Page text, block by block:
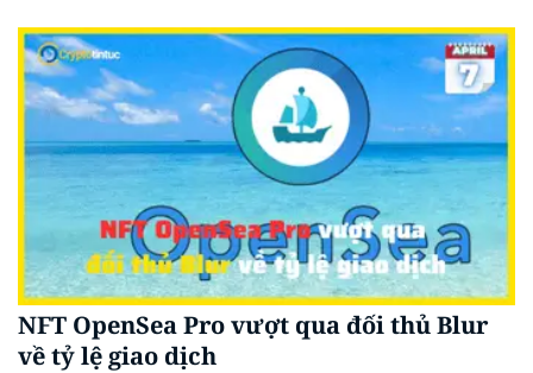
NFT OpenSea Pro vượt qua đối thủ Blur
về tỷ lệ giao dịch